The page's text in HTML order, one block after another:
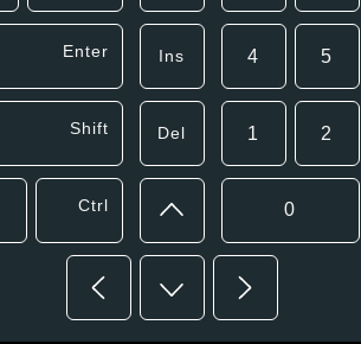
Enter Ins 4 5
Shift Del 1 2
Ctrl 0